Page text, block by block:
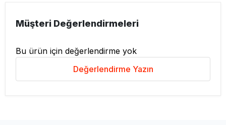
Müşteri Değerlendirmeleri
Bu ürün için değerlendirme yok
Değerlendirme Yazın